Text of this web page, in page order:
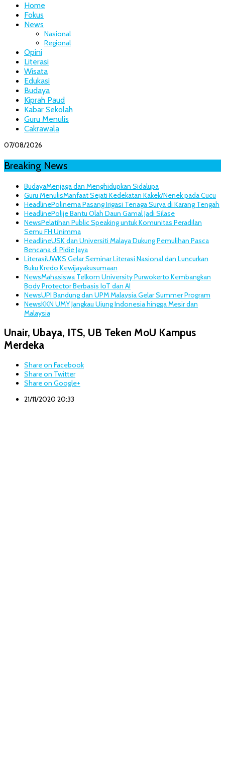
Home
Fokus
News
Nasional
Regional
Opini
Literasi
Wisata
Edukasi
Budaya
Kiprah Paud
Kabar Sekolah
Guru Menulis
Cakrawala
07/08/2026
Breaking News
BudayaMenjaga dan Menghidupkan Sidalupa
Guru MenulisManfaat Sejati Kedekatan Kakek/Nenek pada Cucu
HeadlinePolinema Pasang Irigasi Tenaga Surya di Karang Tengah
HeadlinePolije Bantu Olah Daun Gamal Jadi Silase
NewsPelatihan Public Speaking untuk Komunitas Peradilan
Semu FH Unimma
HeadlineUSK dan Universiti Malaya Dukung Pemulihan Pasca
Bencana di Pidie Jaya
LiterasiUWKS Gelar Seminar Literasi Nasional dan Luncurkan
Buku Kredo Kewijayakusumaan
NewsMahasiswa Telkom University Purwokerto Kembangkan
Body Protector Berbasis IoT dan AI
NewsUPI Bandung dan UPM Malaysia Gelar Summer Program
NewsKKN UMY Jangkau Ujung Indonesia hingga Mesir dan
Malaysia
Unair, Ubaya, ITS, UB Teken MoU Kampus
Merdeka
Share on Facebook
Share on Twitter
Share on Google+
21/11/2020 20:33